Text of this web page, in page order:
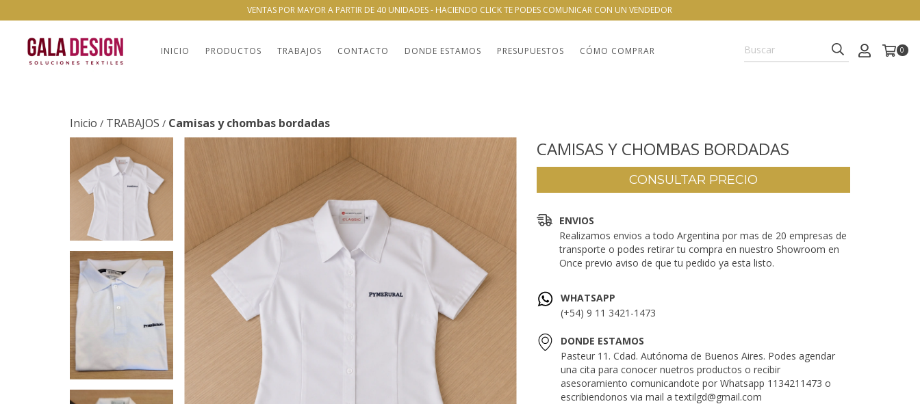
VENTAS POR MAYOR A PARTIR DE 40 UNIDADES - HACIENDO CLICK TE PODES COMUNICAR CON UN VENDEDOR
INICIO PRODUCTOS TRABAJOS CONTACTO DONDE ESTAMOS PRESUPUESTOS CÓMO COMPRAR 0
Inicio / TRABAJOS / Camisas y chombas bordadas
CAMISAS Y CHOMBAS BORDADAS
ENVIOS
Realizamos envios a todo Argentina por mas de 20 empresas de
transporte o podes retirar tu compra en nuestro Showroom en
Once previo aviso de que tu pedido ya esta listo.
WHATSAPP
(+54) 9 11 3421-1473
DONDE ESTAMOS
Pasteur 11. Cdad. Autónoma de Buenos Aires. Podes agendar
una cita para conocer nuetros productos o recibir
asesoramiento comunicandote por Whatsapp 1134211473 o
escribiendonos via mail atextilgd@gmail.com